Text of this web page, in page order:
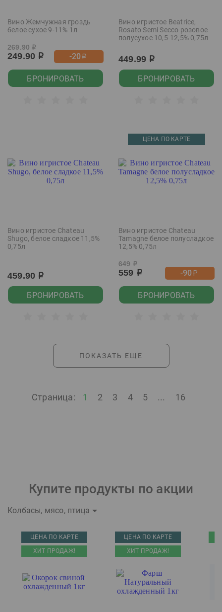
Вино Жемчужная гроздь
белое сухое 9-11% 1л
269.90 р
249.90 р -20р
БРОНИРОВАТЬ
Вино игристое Beatrice,
Rosato Semi Secco розовое
полусухое 10,5-12,5% 0,75л
449.99 р
БРОНИРОВАТЬ
Вино игристое Chateau
Shugo, белое сладкое 11,5%
0,75л
459.90 р
БРОНИРОВАТЬ
ЦЕНА ПО КАРТЕ
Вино игристое Chateau
Tamagne белое полусладкое
12,5% 0,75л
649 р
559 р -90р
БРОНИРОВАТЬ
ПОКАЗАТЬ ЕЩЕ
Страница: 1 2 3 4 5 ... 16
Купите продукты по акции
Колбасы, мясо, птица
ЦЕНА ПО КАРТЕ
ХИТ ПРОДАЖ!
ЦЕНА ПО КАРТЕ
ХИТ ПРОДАЖ!